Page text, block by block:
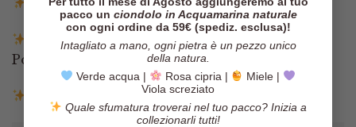
pacco un ciondolo in Acquamarina naturale
con ogni ordine da 59€ (spediz. esclusa)!
Intagliato a mano, ogni pietra è un pezzo unico
della natura.
Verde acqua |
Rosa cipria |
Miele |
Viola screziato
Quale sfumatura troverai nel tuo pacco? Inizia a
collezionarli tutti!
Pagamenti tramite Paypal, Carta di credito,
Postepay e Scalapay
Resi entro 14 giorni